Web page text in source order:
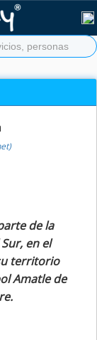
de la
en el
territorio
Amatle de